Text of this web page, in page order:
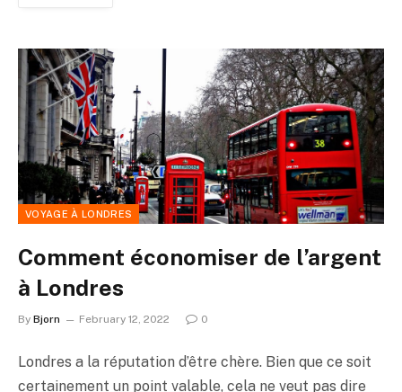
VOYAGE À LONDRES
Comment économiser de l’argent
à Londres
By Bjorn February 12, 2022 0
Londres a la réputation d’être chère. Bien que ce soit
certainement un point valable, cela ne veut pas dire